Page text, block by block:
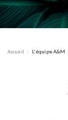
Accueil L'équipe A&M